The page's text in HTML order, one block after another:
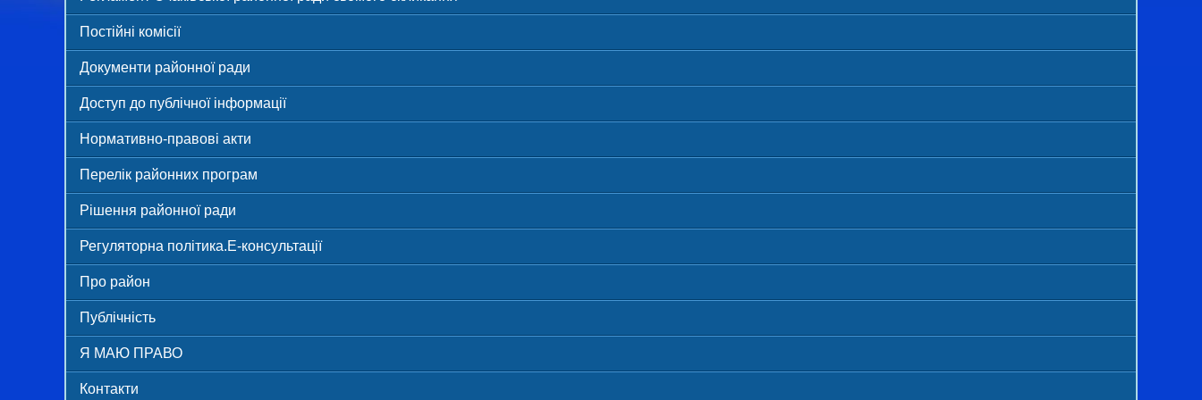
Постійні комісії
Документи районної ради
Доступ до публічної інформації
Нормативно-правові акти
Перелік районних програм
Рішення районної ради
Регуляторна політика.Е-консультації
Про район
Публічність
Я МАЮ ПРАВО
Контакти